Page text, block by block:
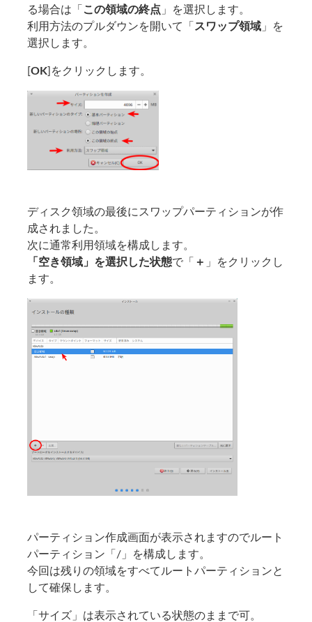
る場合は「 この領域の終点 」を選択します。
利用方法のプルダウンを開いて「 スワップ領域 」を
選択します。
[OK]をクリックします。
ディスク領域の最後にスワップパーティションが作
成されました。
次に通常利用領域を構成します。
「空き領域」を選択した状態で「 ＋ 」をクリックし
ます。
パーティション作成画面が表示されますのでルート
パーティション「/」を構成します。
今回は残りの領域をすべてルートパーティションと
して確保します。
「サイズ」は表示されている状態のままで可。